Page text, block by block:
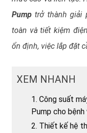
Pumptrở thành giải
toàn và tiết kiệm
ổn định, việc lắp đặt
XEM NHANH
1. Công suất
Pump cho bệnh
2. Thiết kế hệ